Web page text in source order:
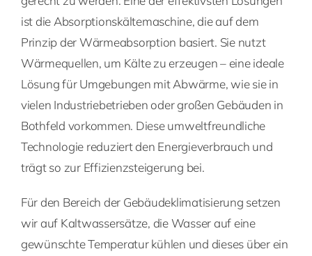
ist die Absorptionskältemaschine, die auf dem
Prinzip der Wärmeabsorption basiert. Sie nutzt
Wärmequellen, um Kälte zu erzeugen – eine ideale
Lösung für Umgebungen mit Abwärme, wie sie in
vielen Industriebetrieben oder großen Gebäuden in
Bothfeld vorkommen. Diese umweltfreundliche
Technologie reduziert den Energieverbrauch und
trägt so zur Effizienzsteigerung bei.
Für den Bereich der Gebäudeklimatisierung setzen
wir auf Kaltwassersätze, die Wasser auf eine
gewünschte Temperatur kühlen und dieses über ein